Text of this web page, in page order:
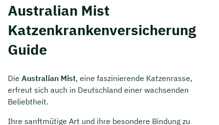
Finanzen
Expats
Kontakt
Australian Mist
Katzenkrankenversicherung
Guide
Die Australian Mist, eine faszinierende Katzenrasse,
erfreut sich auch in Deutschland einer wachsenden
Beliebtheit.
Ihre sanftmütige Art und ihre besondere Bindung zu